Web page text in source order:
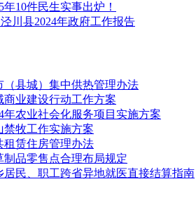
年10件民生实事出炉！
川县2024年政府工作报告
（县城）集中供热管理办法
商业建设行动工作方案
年农业社会化服务项目实施方案
禁牧工作实施方案
租赁住房管理办法
制品零售点合理布局规定
居民、职工跨省异地就医直接结算指南